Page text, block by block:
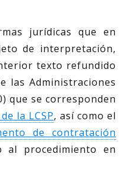
jurídicas que en
de interpretación,
texto refundido
las Administraciones
que se corresponden
la LCSP, así como el
de contratación
al procedimiento en